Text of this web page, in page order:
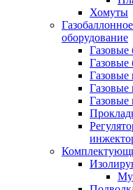
Хомуты
оборудование
Газовые
Газовые
Газовые
Газовые
Газовые